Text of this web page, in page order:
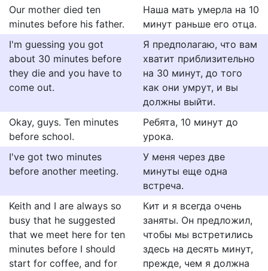
Our mother died ten
minutes before his father.
Наша мать умерла на 10
минут раньше его отца.
I'm guessing you got
about 30 minutes before
they die and you have to
come out.
Я предполагаю, что вам
хватит приблизительно
на 30 минут, до того
как они умрут, и вы
должны выйти.
Okay, guys. Ten minutes
before school.
Ребята, 10 минут до
урока.
I've got two minutes
before another meeting.
У меня через две
минуты еще одна
встреча.
Keith and I are always so
busy that he suggested
that we meet here for ten
minutes before I should
start for coffee, and for
Кит и я всегда очень
заняты. Он предложил,
чтобы мы встретились
здесь на десять минут,
прежде, чем я должна